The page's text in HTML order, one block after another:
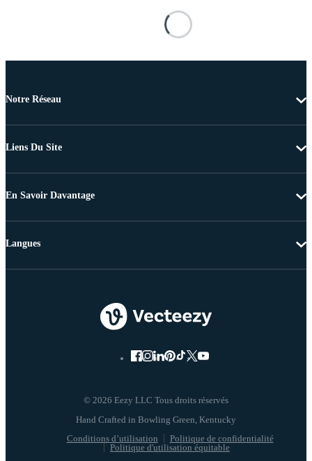
Notre Réseau
Liens Du Site
En Savoir Davantage
© 2026 Eezy LLC Tous droits réservés
Conditions d’utilisation
Politique de confidentialité
Politique d'utilisation équitable
Langues